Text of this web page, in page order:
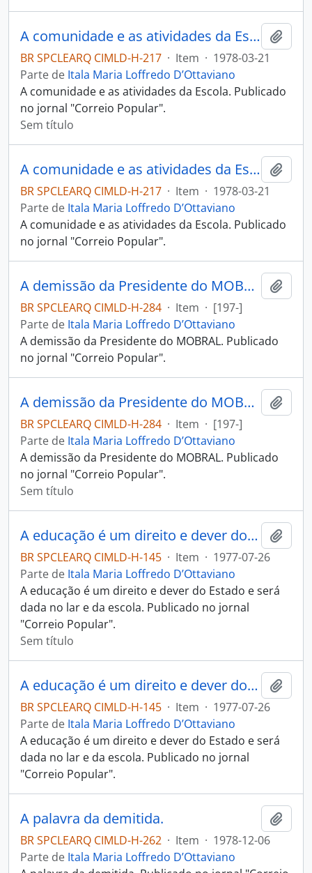
A comunidade e as atividades da Escola.
BR SPCLEARQ CIMLD-H-217 · Item · 1978-03-21
Parte de Itala Maria Loffredo D’Ottaviano
A comunidade e as atividades da Escola. Publicado
no jornal "Correio Popular".
Sem título
A comunidade e as atividades da Escola.
BR SPCLEARQ CIMLD-H-217 · Item · 1978-03-21
Parte de Itala Maria Loffredo D’Ottaviano
A comunidade e as atividades da Escola. Publicado
no jornal "Correio Popular".
A demissão da Presidente do MOBRAL.
BR SPCLEARQ CIMLD-H-284 · Item · [197-]
Parte de Itala Maria Loffredo D’Ottaviano
A demissão da Presidente do MOBRAL. Publicado
no jornal "Correio Popular".
A demissão da Presidente do MOBRAL.
BR SPCLEARQ CIMLD-H-284 · Item · [197-]
Parte de Itala Maria Loffredo D’Ottaviano
A demissão da Presidente do MOBRAL. Publicado
no jornal "Correio Popular".
Sem título
A educação é um direito e dever do Estado e será dada no lar e da escola
BR SPCLEARQ CIMLD-H-145 · Item · 1977-07-26
Parte de Itala Maria Loffredo D’Ottaviano
A educação é um direito e dever do Estado e será
dada no lar e da escola. Publicado no jornal
"Correio Popular".
Sem título
A educação é um direito e dever do Estado e será dada no lar e da escola
BR SPCLEARQ CIMLD-H-145 · Item · 1977-07-26
Parte de Itala Maria Loffredo D’Ottaviano
A educação é um direito e dever do Estado e será
dada no lar e da escola. Publicado no jornal
"Correio Popular".
A palavra da demitida.
BR SPCLEARQ CIMLD-H-262 · Item · 1978-12-06
Parte de Itala Maria Loffredo D’Ottaviano